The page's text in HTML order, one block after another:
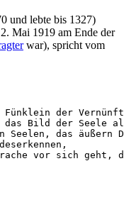
und lebte bis 1327)
Mai 1919 am Ende der
war), spricht vom
der
Bild der Seele
das äußern
vor sich geht,